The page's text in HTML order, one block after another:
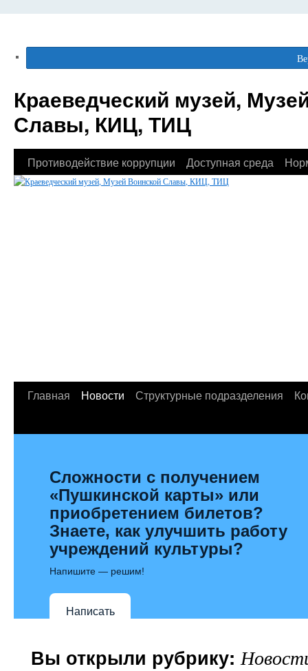
Краеведческий музей,
Славы, КИЦ, ТИЦ
Противодействие коррупции Доступная среда
Главная Новости Структурные подразделения
Сложности с получением
«Пушкинской карты» или
приобретением билетов?
Знаете, как улучшить работу
учреждений культуры?
Напишите — решим!
Написать
Вы открыли рубрику: